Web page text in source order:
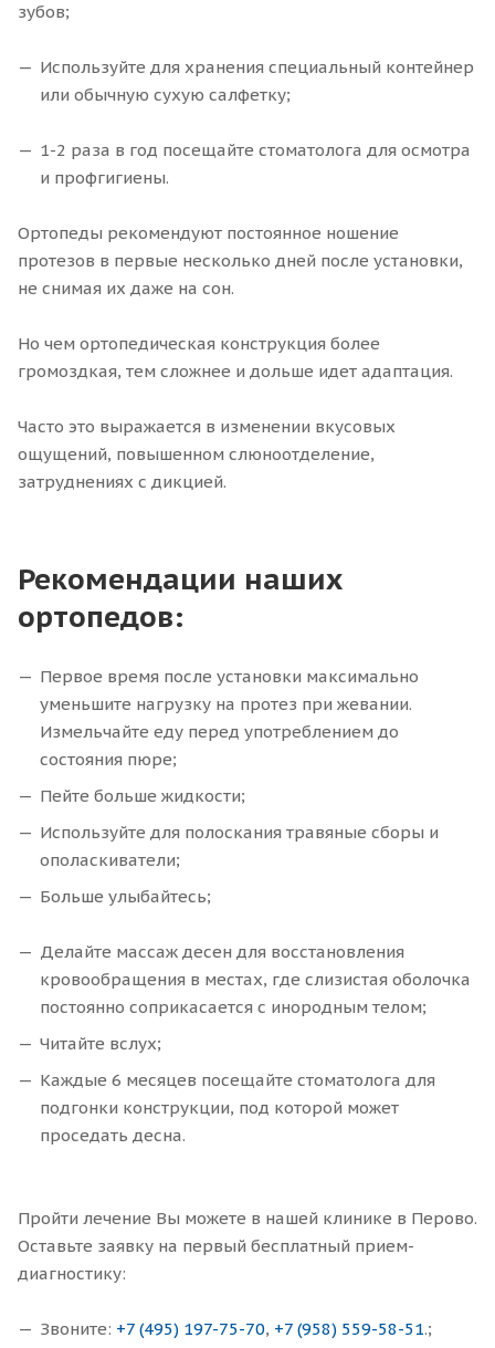
зубов;
Используйте для хранения специальный контейнер
или обычную сухую салфетку;
1-2 раза в год посещайте стоматолога для осмотра
и профгигиены.
Ортопеды рекомендуют постоянное ношение
протезов в первые несколько дней после установки,
не снимая их даже на сон.
Но чем ортопедическая конструкция более
громоздкая, тем сложнее и дольше идет адаптация.
Часто это выражается в изменении вкусовых
ощущений, повышенном слюноотделение,
затруднениях с дикцией.
Рекомендации наших
ортопедов:
Первое время после установки максимально
уменьшите нагрузку на протез при жевании.
Измельчайте еду перед употреблением до
состояния пюре;
Пейте больше жидкости;
Используйте для полоскания травяные сборы и
ополаскиватели;
Больше улыбайтесь;
Делайте массаж десен для восстановления
кровообращения в местах, где слизистая оболочка
постоянно соприкасается с инородным телом;
Читайте вслух;
Каждые 6 месяцев посещайте стоматолога для
подгонки конструкции, под которой может
проседать десна.
Пройти лечение Вы можете в нашей клинике в Перово.
Оставьте заявку на первый бесплатный прием-
диагностику:
Звоните: +7 (495) 197-75-70, +7 (958) 559-58-51.;